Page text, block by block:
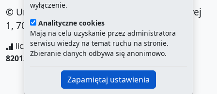
wyłączenie.
Analityczne cookies
Mają na celu uzyskanie przez administratora
serwisu wiedzy na temat ruchu na stronie.
Zbieranie danych odbywa się anonimowo.
Zapamiętaj ustawienia
© Urząd Miasta Szczecin. Plac Armii Krajowej
1, 70-456 Szczecin
liczba wyświetleń:208843577/ aktualna strona:
82012 /najczęściej odwiedzane strony